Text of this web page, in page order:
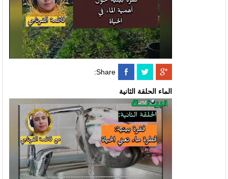
Share:
الماء الحلقة الثانية